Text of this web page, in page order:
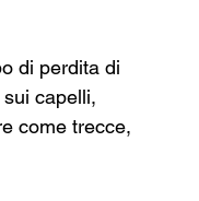
di perdita di
capelli,
come trecce,